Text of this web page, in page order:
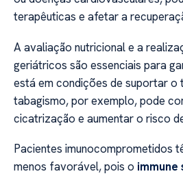
terapêuticas e afetar a
A avaliação nutricional e a
geriátricos são essenciais para
está em condições de suportar o
tabagismo, por exemplo, pode
cicatrização e aumentar o risco
Pacientes imunocomprometidos
menos favorável, pois o immune